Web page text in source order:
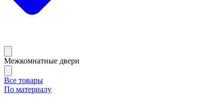
Межкомнатные двери
Все товары
По материалу